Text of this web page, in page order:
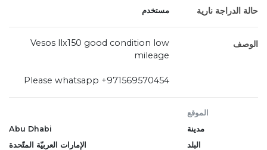
حالة الدراجة نارية مستخدم
الوصف
Vesos llx150 good condition low
mileage
Please whatsapp +971569570454
الموقع
مدينة
Abu Dhabi
البلد
الإمارات العربيّة المتّحدة